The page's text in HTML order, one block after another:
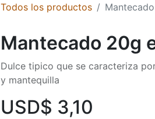
Todos los productos
Mantecado 20g
Dulce tipico que se caracteriza
y mantequilla
USD$ 3,10